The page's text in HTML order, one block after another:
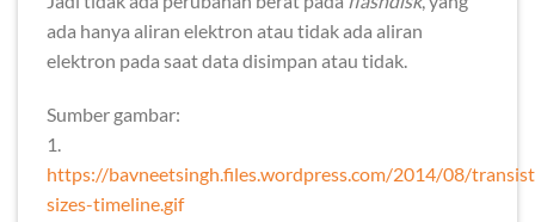
ada hanya aliran elektron atau tidak ada aliran
elektron pada saat data disimpan atau tidak.
Sumber gambar:
1.
https://bavneetsingh.files.wordpress.com/2014/08/
sizes-timeline.gif